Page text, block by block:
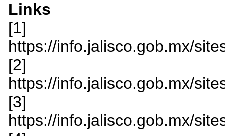
Links
[1]
https://info.jalisco.gob.mx/
[2]
https://info.jalisco.gob.mx/
[3]
https://info.jalisco.gob.mx/